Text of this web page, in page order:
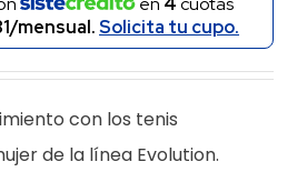
mensual.Solicita tu cupo.
con los tenis
de la línea Evolution.